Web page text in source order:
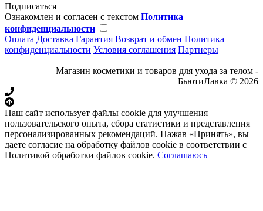
Подписаться
Ознакомлен и согласен с текстом Политика
конфиденциальности
Оплата Доставка Гарантия Возврат и обмен Политика
конфиденциальности Условия соглашения Партнеры
Магазин косметики и товаров для ухода за телом -
БьютиЛавка © 2026
Наш сайт использует файлы cookie для улучшения
пользовательского опыта, сбора статистики и представления
персонализированных рекомендаций. Нажав «Принять», вы
даете согласие на обработку файлов cookie в соответствии с
Политикой обработки файлов cookie. Соглашаюсь